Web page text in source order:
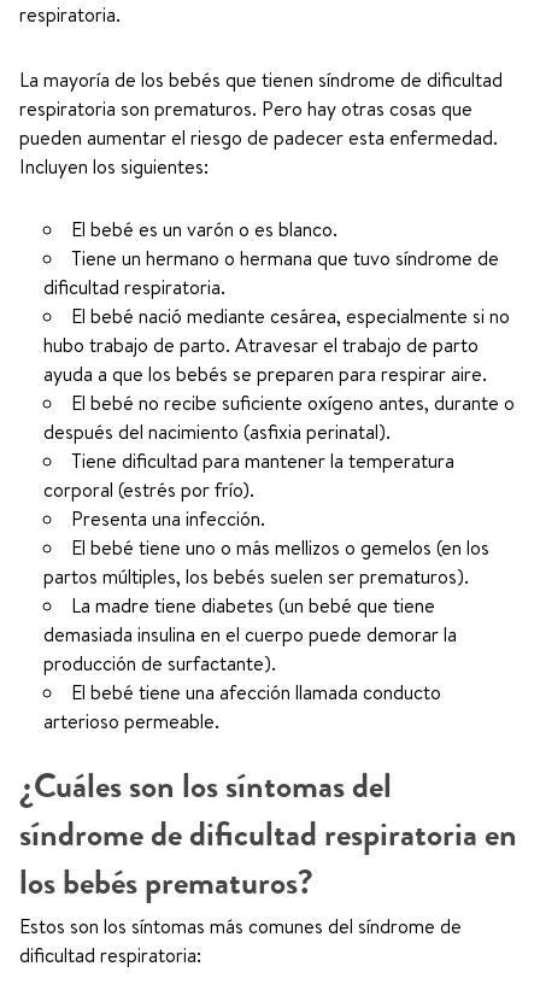
respiratoria.
La mayoría de los bebés que tienen síndrome de dificultad
respiratoria son prematuros. Pero hay otras cosas que
pueden aumentar el riesgo de padecer esta enfermedad.
Incluyen los siguientes:
El bebé es un varón o es blanco.
Tiene un hermano o hermana que tuvo síndrome de
dificultad respiratoria.
El bebé nació mediante cesárea, especialmente si no
hubo trabajo de parto. Atravesar el trabajo de parto
ayuda a que los bebés se preparen para respirar aire.
El bebé no recibe suficiente oxígeno antes, durante o
después del nacimiento (asfixia perinatal).
Tiene dificultad para mantener la temperatura
corporal (estrés por frío).
Presenta una infección.
El bebé tiene uno o más mellizos o gemelos (en los
partos múltiples, los bebés suelen ser prematuros).
La madre tiene diabetes (un bebé que tiene
demasiada insulina en el cuerpo puede demorar la
producción de surfactante).
El bebé tiene una afección llamada conducto
arterioso permeable.
¿Cuáles son los síntomas del
síndrome de dificultad respiratoria en
los bebés prematuros?
Estos son los síntomas más comunes del síndrome de
dificultad respiratoria: